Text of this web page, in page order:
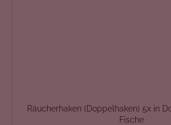
Räucherhaken (Doppelhaken) 5x in
Fische